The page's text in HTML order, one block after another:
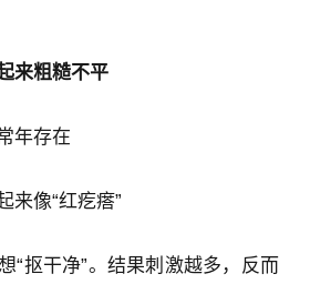
来粗糙不平
年存在
来像“红疙瘩”
“抠干净”。结果刺激越多，反而